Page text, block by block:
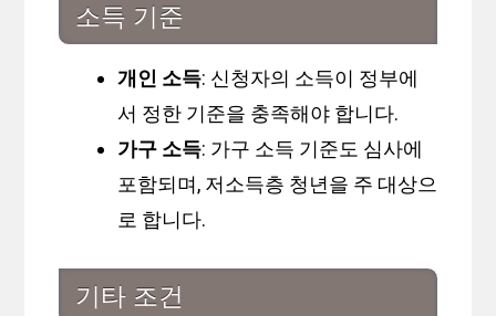
소득 기준
개인 소득: 신청자의 소득이 정부에
서 정한 기준을 충족해야 합니다.
가구 소득: 가구 소득 기준도 심사에
포함되며, 저소득층 청년을 주 대상으
로 합니다.
기타 조건